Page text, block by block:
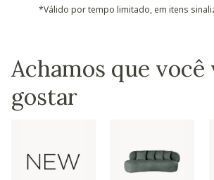
*Válido por tempo limitado, em itens
Achamos que você
gostar